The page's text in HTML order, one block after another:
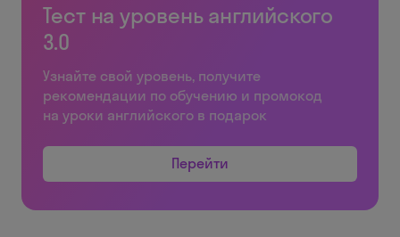
Тест на уровень английского
3.0
Узнайте свой уровень, получите
рекомендации по обучению и промокод
на уроки английского в подарок
Перейти